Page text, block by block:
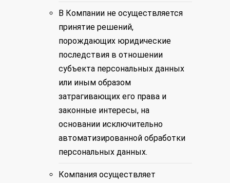
В Компании не осуществляется
принятие решений,
порождающих юридические
последствия в отношении
субъекта персональных данных
или иным образом
затрагивающих его права и
законные интересы, на
основании исключительно
автоматизированной обработки
персональных данных.
Компания осуществляет